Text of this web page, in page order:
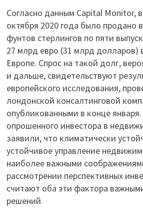
Согласно данным Capital Monitor,
октября 2020 года было продано
фунтов стерлингов по пяти
27 млрд евро (31 млрд долларов)
Европе. Спрос на такой долг,
и дальше, свидетельствуют
европейского исследования,
лондонской консалтинговой
опубликованными в конце
опрошенного инвестора в
заявили, что климатически
устойчивое управление
наиболее важными
рассмотрении перспективных
считают оба эти фактора
решений.